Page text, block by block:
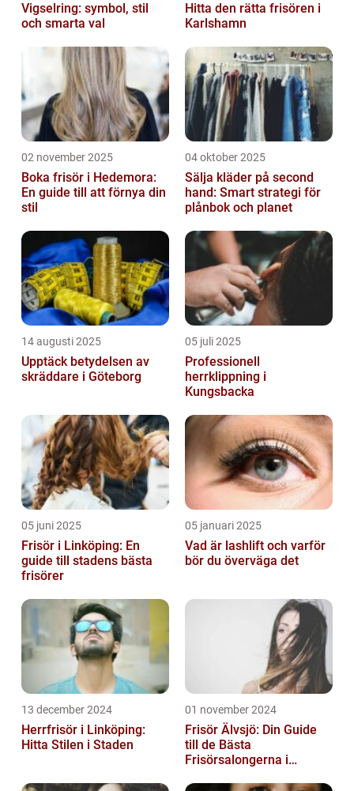
Vigselring: symbol, stil
och smarta val
Hitta den rätta frisören i
Karlshamn
02 november 2025
Boka frisör i Hedemora:
En guide till att förnya din
stil
04 oktober 2025
Sälja kläder på second
hand: Smart strategi för
plånbok och planet
14 augusti 2025
Upptäck betydelsen av
skräddare i Göteborg
05 juli 2025
Professionell
herrklippning i
Kungsbacka
05 juni 2025
Frisör i Linköping: En
guide till stadens bästa
frisörer
05 januari 2025
Vad är lashlift och varför
bör du överväga det
13 december 2024
Herrfrisör i Linköping:
Hitta Stilen i Staden
01 november 2024
Frisör Älvsjö: Din Guide
till de Bästa
Frisörsalongerna i